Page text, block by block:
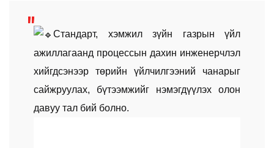
Стандарт, хэмжил зүйн газрын үйл
ажиллагаанд процессын дахин инженерчлэл
хийгдсэнээр төрийн үйлчилгээний чанарыг
сайжруулах, бүтээмжийг нэмэгдүүлэх олон
давуу тал бий болно.